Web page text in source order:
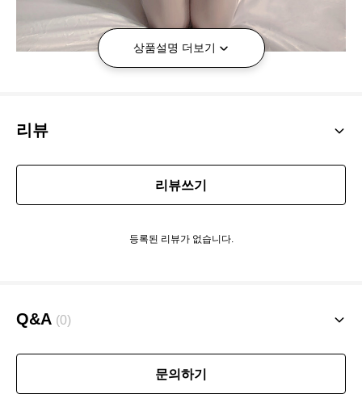
상품설명 더보기
리뷰
리뷰쓰기
등록된 리뷰가 없습니다.
Q&A (0)
문의하기